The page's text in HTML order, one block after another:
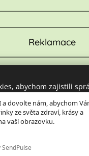
a dovolte nám, abychom
ze světa zdraví, krásy a
vaší obrazovku.
Reklamace
Cookies
Jazyky
Čeština
abychom zajistili
stránek. Tím vám
při jejich návštěvě.